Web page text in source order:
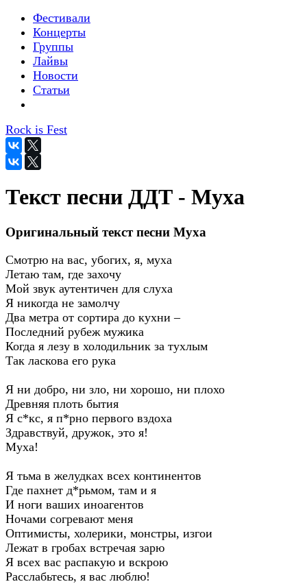
Фестивали
Концерты
Группы
Лайвы
Новости
Статьи
Rock is Fest
Текст песни ДДТ - Муха
Оригинальный текст песни Муха
Смотрю на вас, убогих, я, муха
Летаю там, где захочу
Мой звук аутентичен для слуха
Я никогда не замолчу
Два метра от сортира до кухни –
Последний рубеж мужика
Когда я лезу в холодильник за тухлым
Так ласкова его рука
Я ни добро, ни зло, ни хорошо, ни плохо
Древняя плоть бытия
Я с*кс, я п*рно первого вздоха
Здравствуй, дружок, это я!
Муха!
Я тьма в желудках всех континентов
Где пахнет д*рьмом, там и я
И ноги ваших иноагентов
Ночами согревают меня
Оптимисты, холерики, монстры, изгои
Лежат в гробах встречая зарю
Я всех вас распакую и вскрою
Расслабьтесь, я вас люблю!